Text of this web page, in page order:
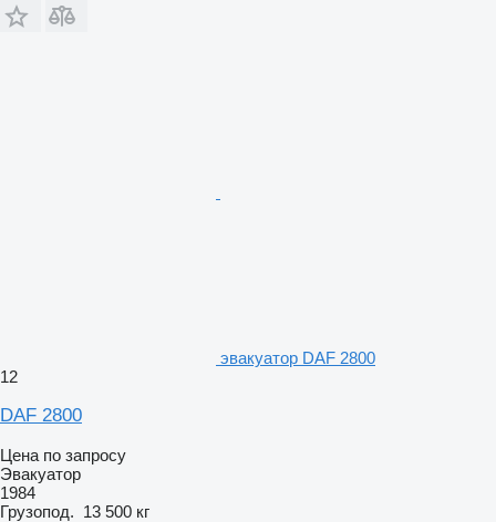
эвакуатор DAF 2800
12
DAF 2800
Цена по запросу
Эвакуатор
1984
Грузопод. 13 500 кг